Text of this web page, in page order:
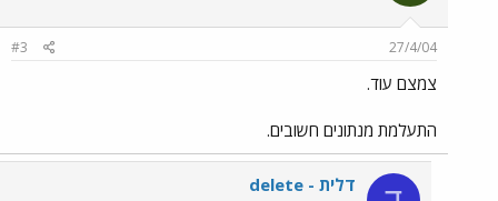
27/4/04
#3
צמצם עוד.
התעלמת מנתונים חשובים.
דלית - delete